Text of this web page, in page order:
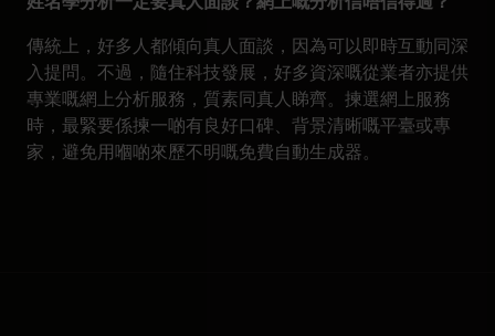
傳統上，好多人都傾向真人面談，因為可以即時互動同深
入提問。不過，隨住科技發展，好多資深嘅從業者亦提供
專業嘅網上分析服務，質素同真人睇齊。揀選網上服務
時，最緊要係揀一啲有良好口碑、背景清晰嘅平臺或專
家，避免用嗰啲來歷不明嘅免費自動生成器。